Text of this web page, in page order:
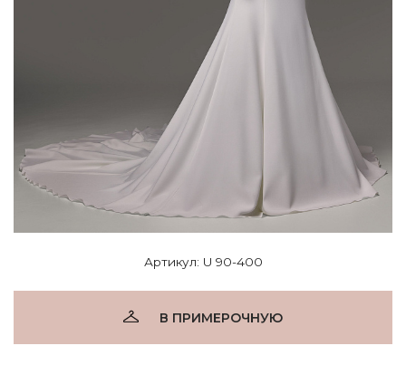
Артикул: U 90-400
В ПРИМЕРОЧНУЮ